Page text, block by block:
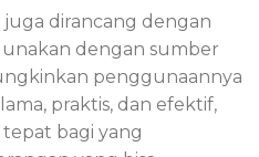
juga dirancang dengan
dengan sumber
penggunaannya
praktis, dan efektif,
bagi yang